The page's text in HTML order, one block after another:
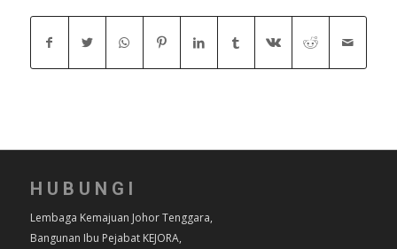
HUBUNGI
Lembaga Kemajuan Johor Tenggara,
Bangunan Ibu Pejabat KEJORA,